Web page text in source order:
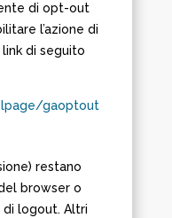
di opt-out
l’azione di
di seguito
gaoptout
restano
browser o
di logout. Altri